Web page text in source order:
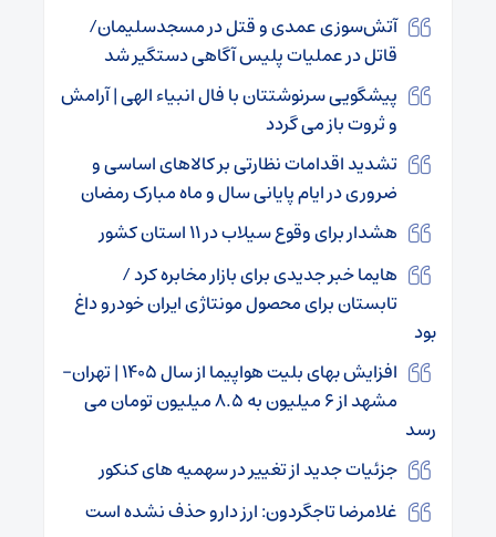
آتش‌سوزی عمدی و قتل در مسجدسلیمان/
قاتل در عملیات پلیس آگاهی دستگیر شد
پیشگویی سرنوشتتان با فال انبیاء الهی | آرامش
و ثروت باز می گردد
تشدید اقدامات نظارتی بر کالاهای اساسی و
ضروری در ایام پایانی سال و ماه مبارک رمضان
هشدار برای وقوع سیلاب در ۱۱ استان کشور
هایما خبر جدیدی برای بازار مخابره کرد /
تابستان برای محصول مونتاژی ایران خودرو داغ
بود
افزایش بهای بلیت هواپیما از سال ۱۴۰۵ | تهران-
مشهد از ۶ میلیون به ۸.۵ میلیون تومان می
رسد
جزئیات جدید از تغییر در سهمیه های کنکور
غلامرضا تاجگردون: ارز دارو حذف نشده است